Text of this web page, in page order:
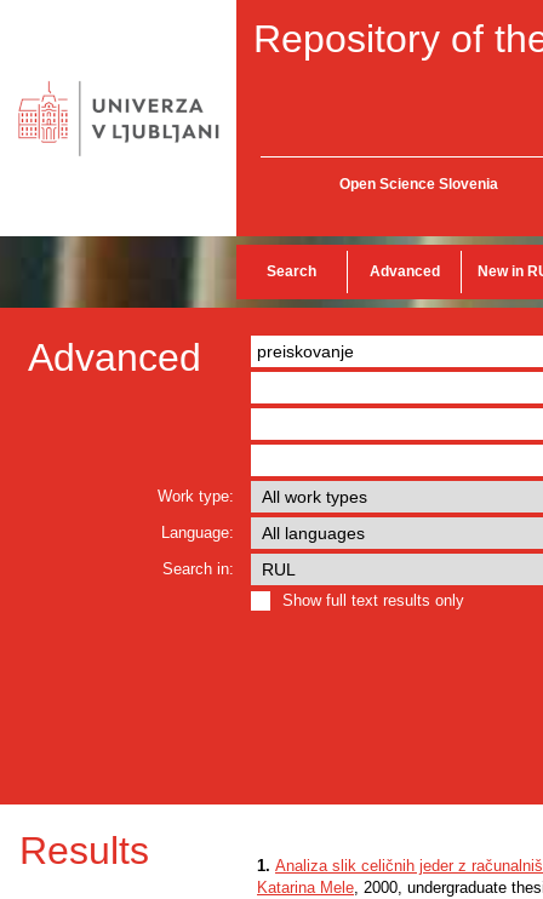
Repository of
Open Science Slovenia
Search Advanced New in
Advanced
Work type:
Language:
Search in:
Show full text results only
Results 1. Analiza slik celičnih jeder z
Katarina Mele, 2000, undergraduate